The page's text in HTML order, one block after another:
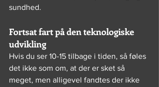
sundhed.
Fortsat fart på den teknologiske
udvikling
Hvis du ser 10-15 tilbage i tiden, så føles
det ikke som om, at der er sket så
meget, men alligevel fandtes der ikke